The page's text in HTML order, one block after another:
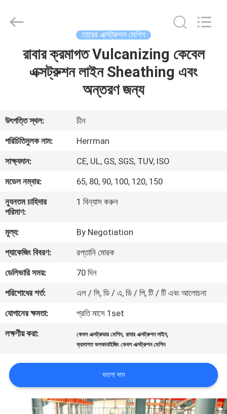
আমাদের
সম্পর্কে
কারখানা
ভ্রমণ
নিয়ন্ত্রণ
যোগাযোগ
করুন
খবর
জন্য
আবেদন
Rights
Reserved.
তারের এক্সট্রুশন মেশিন
রাবার ক্রমাগত Vulcanizing কেবেল
এক্সট্রুশন লাইন Sheathing এবং
অন্তরণ জন্য
উৎপত্তি স্থল:
চীন
পরিচিতিমুলক নাম:
Herrman
সাক্ষ্যদান:
CE, UL, GS, SGS, TUV, ISO
মডেল নম্বার:
65, 80, 90, 100, 120, 150
ন্যূনতম চাহিদার
পরিমাণ:
1 বিন্যাস করুন
মূল্য:
By Negotiation
প্যাকেজিং বিবরণ:
রপ্তানি মোরক
ডেলিভারি সময়:
70 দিন
পরিশোধের শর্ত:
এল / সি, ডি / এ, ডি / পি, টি / টি এবং আলোচনা
যোগানের ক্ষমতা:
প্রতি মাসে 1set
লক্ষণীয় করা:
কেবল এক্সট্রুডার মেশিন,রাবার এক্সট্রুশন লাইন,
ক্রমাগত ভলকানাইজিং কেবল এক্সট্রুশন মেশিন
ভালো দাম